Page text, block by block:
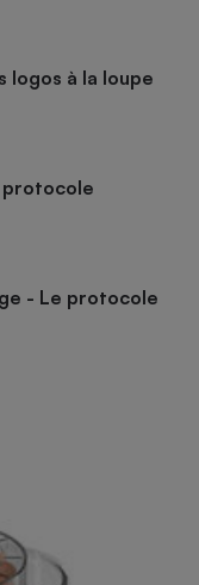
logos à la loupe
protocole
- Le protocole